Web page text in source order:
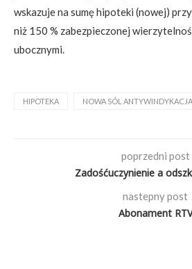
wskazuje na sumę hipoteki (nowej)
niż 150 % zabezpieczonej
ubocznymi.
HIPOTEKA NOWA SÓL ANTYWINDYKACJA
poprzedni post
Zadośćuczynienie a
nastepny post
Abonament RTV